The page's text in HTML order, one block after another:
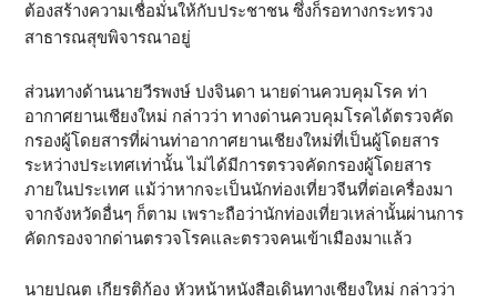
ต้องสร้างความเชื่อมั่นให้กับประชาชน ซึ่งก็รอทางกระทรวง
สาธารณสุขพิจารณาอยู่
ส่วนทางด้านนายวีรพงษ์ ปงจินดา นายด่านควบคุมโรค ท่า
อากาศยานเชียงใหม่ กล่าวว่า ทางด่านควบคุมโรคได้ตรวจคัด
กรองผู้โดยสารที่ผ่านท่าอากาศยานเชียงใหม่ที่เป็นผู้โดยสาร
ระหว่างประเทศเท่านั้น ไม่ได้มีการตรวจคัดกรองผู้โดยสาร
ภายในประเทศ แม้ว่าหากจะเป็นนักท่องเที่ยวจีนที่ต่อเครื่องมา
จากจังหวัดอื่นๆ ก็ตาม เพราะถือว่านักท่องเที่ยวเหล่านั้นผ่านการ
คัดกรองจากด่านตรวจโรคและตรวจคนเข้าเมืองมาแล้ว
นายปณต เกียรติก้อง หัวหน้าหนังสือเดินทางเชียงใหม่ กล่าวว่า